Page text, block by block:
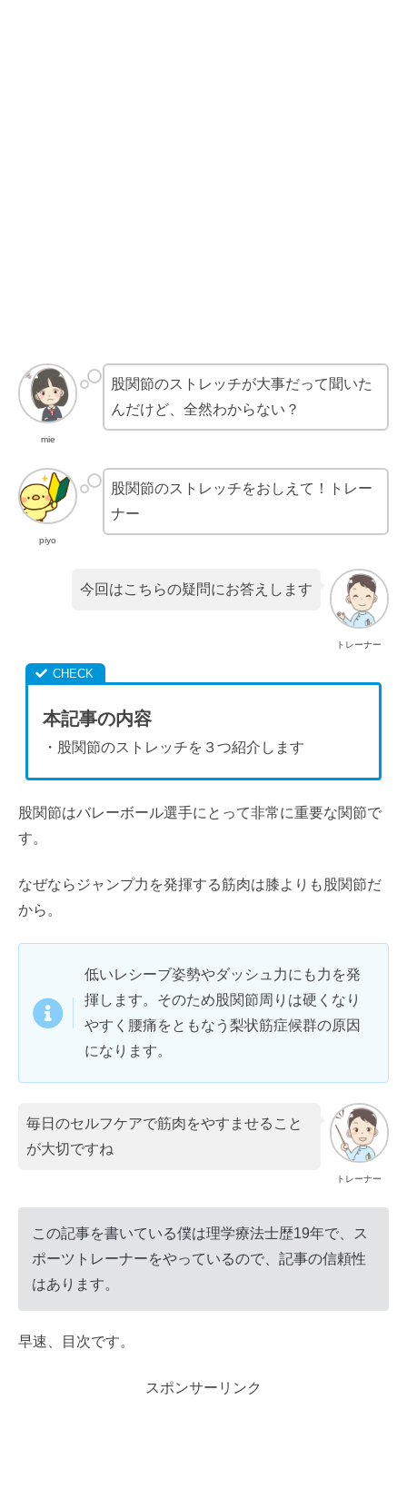
mie
股関節のストレッチが大事だって聞いた
んだけど、全然わからない？
piyo
股関節のストレッチをおしえて！トレー
ナー
トレーナー
今回はこちらの疑問にお答えします
本記事の内容
・股関節のストレッチを３つ紹介します
股関節はバレーボール選手にとって非常に重要な関節で
す。
なぜならジャンプ力を発揮する筋肉は膝よりも股関節だ
から。
低いレシーブ姿勢やダッシュ力にも力を発
揮します。そのため股関節周りは硬くなり
やすく腰痛をともなう梨状筋症候群の原因
になります。
トレーナー
毎日のセルフケアで筋肉をやすませること
が大切ですね
この記事を書いている僕は理学療法士歴19年で、ス
ポーツトレーナーをやっているので、記事の信頼性
はあります。
早速、目次です。
スポンサーリンク